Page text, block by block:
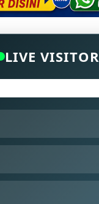
LIVE VISITOR